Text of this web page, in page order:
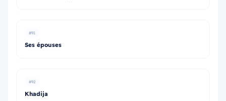
#91
Ses épouses
#92
Khadija